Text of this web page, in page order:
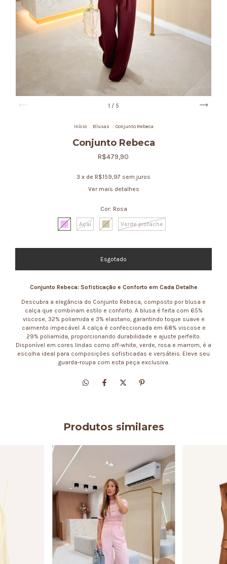
1 / 5
Início . Blusas . Conjunto Rebeca
Conjunto Rebeca
R$479,90
3 x de R$159,97 sem juros
Ver mais detalhes
Cor: Rosa
Açaí Verde pistache
Conjunto Rebeca: Sofisticação e Conforto em Cada Detalhe
Descubra a elegância do Conjunto Rebeca, composto por blusa e
calça que combinam estilo e conforto. A blusa é feita com 65%
viscose, 32% poliamida e 3% elastano, garantindo toque suave e
caimento impecável. A calça é confeccionada em 68% viscose e
29% poliamida, proporcionando durabilidade e ajuste perfeito.
Disponível em cores lindas como off-white, verde, rosa e marrom, é a
escolha ideal para composições sofisticadas e versáteis. Eleve seu
guarda-roupa com esta peça exclusiva.
Produtos similares